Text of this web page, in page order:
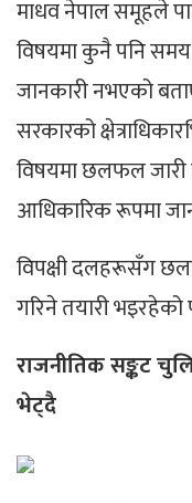
माधव नेपाल समूहले
विषयमा कुनै पनि
जानकारी नभएको
सरकारको
विषयमा छलफल जारी
आधिकारिक रूपमा
विपक्षी दलहरूसँग
गरिने तयारी
राजनीतिक सङ्कट
भेट्दै